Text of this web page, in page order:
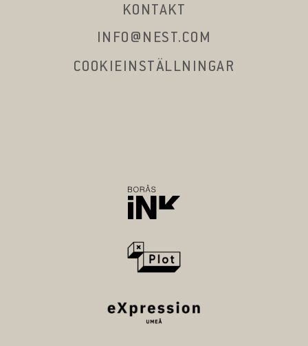
KONTAKT
INFO@NEST.COM
COOKIEINSTÄLLNINGAR